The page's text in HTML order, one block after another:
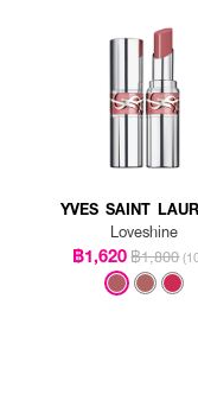
YVES SAINT
Loveshine
฿1,620฿1,800